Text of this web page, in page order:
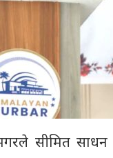
मगरले सीमित